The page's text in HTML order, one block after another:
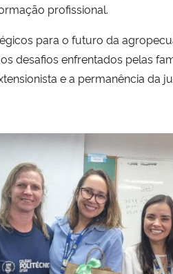
profissional.
para o futuro da
desafios enfrentados pelas
e a permanência da